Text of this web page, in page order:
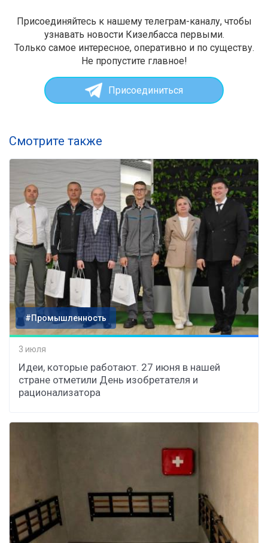
Присоединяйтесь к нашему телеграм-каналу, чтобы
узнавать новости Кизелбасса первыми.
Только самое интересное, оперативно и по существу.
Не пропустите главное!
Присоединиться
Смотрите также
#Промышленность
3 июля
Идеи, которые работают. 27 июня в нашей
стране отметили День изобретателя и
рационализатора